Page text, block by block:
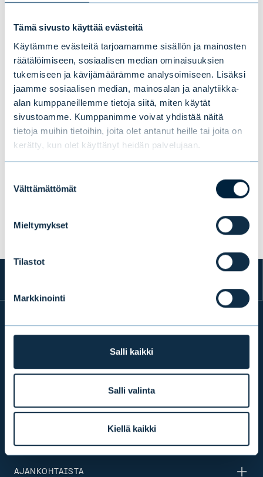
Tämä sivusto käyttää evästeitä
Käytämme evästeitä tarjoamamme sisällön ja mainosten
räätälöimiseen, sosiaalisen median ominaisuuksien
tukemiseen ja kävijämäärämme analysoimiseen. Lisäksi
jaamme sosiaalisen median, mainosalan ja analytiikka-
alan kumppaneillemme tietoja siitä, miten käytät
sivustoamme. Kumppanimme voivat yhdistää näitä
tietoja muihin tietoihin, joita olet antanut heille tai joita on
kerätty, kun olet käyttänyt heidän palvelujaan.
valinta
Välttämättömät
Mieltymykset
Tilastot
Markkinointi
Salli kaikki
Salli valinta
Kiellä kaikki
Korkomarkkinoilla ensimmäinen
vuosineljännes oli haastava, mutta koko
puolivuosikaudelta korkosijoitukset tuottivat
positiivisesti. Valtionlainat tuottivat 1,3
prosenttia, korkeamman luottoluokituksen
yrityslainojen arvo nousi 1,4 prosenttia ja
matalamman luottoluokituksen high yield -
lainat 1,9 prosenttia. Kehittyvien
markkinoiden lainat tuottivat 1,6 prosenttia.
6/2026 julkistamisen yhteydessä 14.7.2026.
TUOTTEET & PALVELUT
AJANKOHTAISTA